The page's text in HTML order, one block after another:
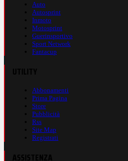
Auto
Autosprint
Inmoto
Motosprint
Guerinsportivo
Sport Network
Fantacup
Abbonamenti
Prima Pagina
Store
Pubblicità
Rss
Site Map
Registrati